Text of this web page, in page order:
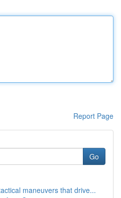
Report Page
Go
maneuvers that drive...